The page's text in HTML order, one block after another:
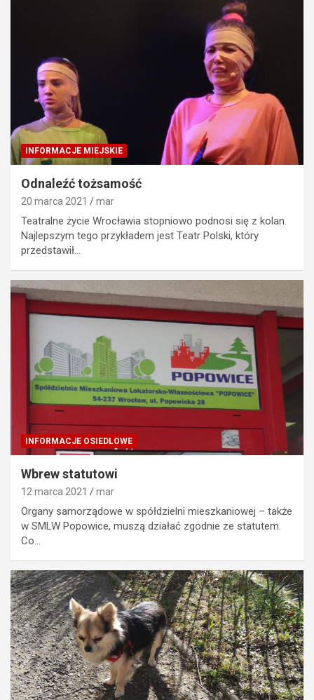
INFORMACJE MIEJSKIE
Odnaleźć tożsamość
20 marca 2021 mar
Teatralne życie Wrocławia stopniowo podnosi się z kolan.
Najlepszym tego przykładem jest Teatr Polski, który
przedstawił…
INFORMACJE OSIEDLOWE
Wbrew statutowi
12 marca 2021 mar
Organy samorządowe w spółdzielni mieszkaniowej – także
w SMLW Popowice, muszą działać zgodnie ze statutem.
Co…